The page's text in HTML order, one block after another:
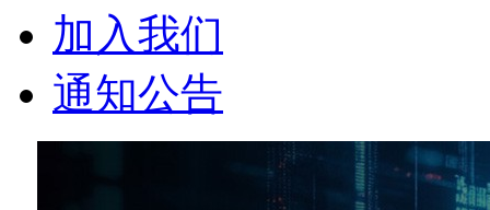
加入我们
通知公告